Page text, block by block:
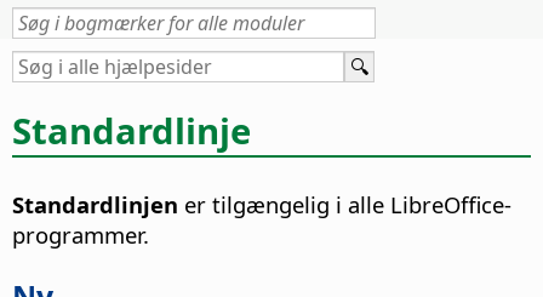
Standardlinje
Standardlinjen er tilgængelig i alle LibreOffice-
programmer.